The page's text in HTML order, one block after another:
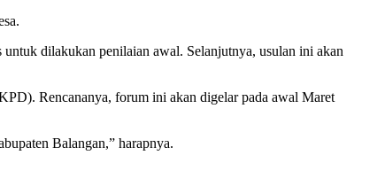
dilakukan penilaian awal. Selanjutnya, usulan ini akan
Rencananya, forum ini akan digelar pada awal Maret
Balangan,” harapnya.